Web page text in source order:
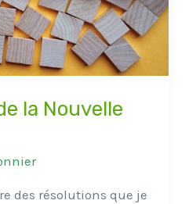
la Nouvelle
des résolutions que je